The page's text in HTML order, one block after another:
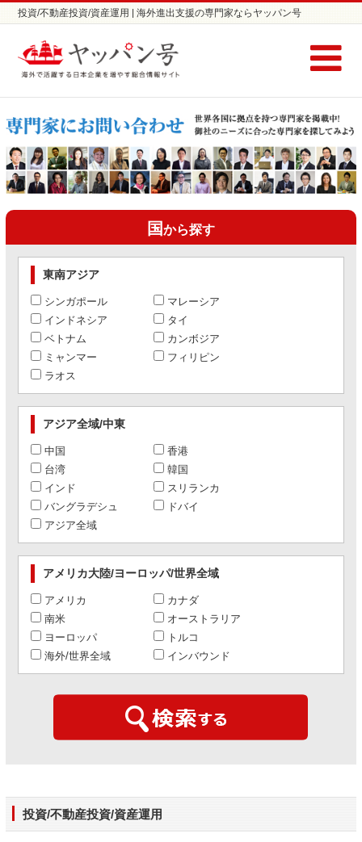
投資/不動産投資/資産運用 | 海外進出支援の専門家ならヤッパン号
国から探す
東南アジア
シンガポール
マレーシア
インドネシア
タイ
ベトナム
カンボジア
ミャンマー
フィリピン
ラオス
アジア全域/中東
中国
香港
台湾
韓国
インド
スリランカ
バングラデシュ
ドバイ
アジア全域
アメリカ大陸/ヨーロッパ/世界全域
アメリカ
カナダ
南米
オーストラリア
ヨーロッパ
トルコ
海外/世界全域
インバウンド
投資/不動産投資/資産運用